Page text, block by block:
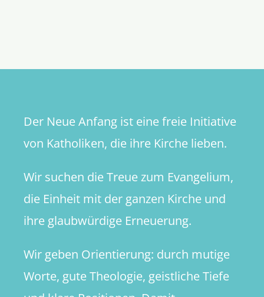
Muss
Der Neue Anfang ist eine freie Initiative
von Katholiken, die ihre Kirche lieben.
Wir suchen die Treue zum Evangelium,
die Einheit mit der ganzen Kirche und
ihre glaubwürdige Erneuerung.
Wir geben Orientierung: durch mutige
Worte, gute Theologie, geistliche Tiefe